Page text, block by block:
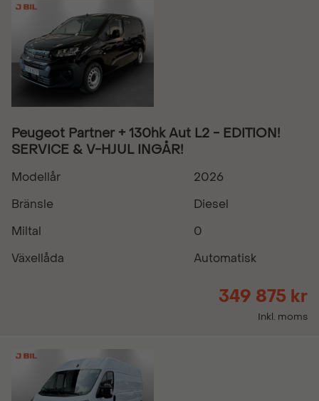
Peugeot Partner + 130hk Aut L2 - EDITION!
SERVICE & V-HJUL INGÅR!
Modellår
2026
Bränsle
Diesel
Miltal
0
Växellåda
Automatisk
349 875 kr
Inkl. moms